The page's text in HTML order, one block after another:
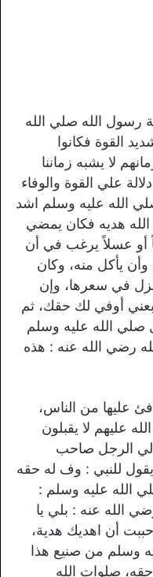
رسول الله صلي الله
القوة فكانوا
لا يشبه زماننا
علي القوة والوفاء
الله عليه وسلم اشد
هديه فكان يمضي
أو عسلاً يرغب في أن
يأكل منه، وكان
في سعرها، وإن
أوفي لك حقك، ثم
الله عليه وسلم
رضي الله عنه : هذه
عليها من الناس،
عليهم لا يقبلون
الي الرجل صاحب
للنبي : وف له حقه
الله عليه وسلم :
الله عنه : بلي يا
أن اهديك هدية،
وسلم من صنيع هذا
صلوات الله